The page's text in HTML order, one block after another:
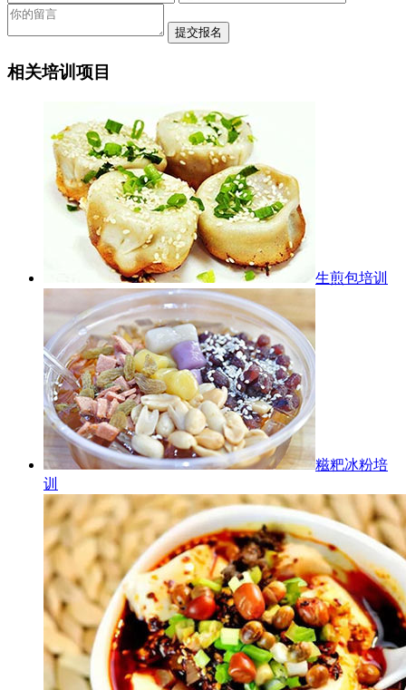
相关培训项目
生煎包培训
糍粑冰粉培
训